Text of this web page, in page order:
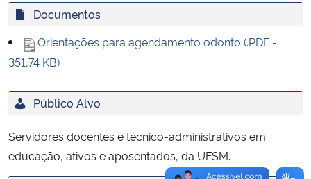
Secretaria de Governo
Gabinete de Segurança Institucional
Planalto
Documentos
Orientações para agendamento odonto (.PDF -
351,74 KB)
Público Alvo
Servidores docentes e técnico-administrativos em
educação, ativos e aposentados, da UFSM.